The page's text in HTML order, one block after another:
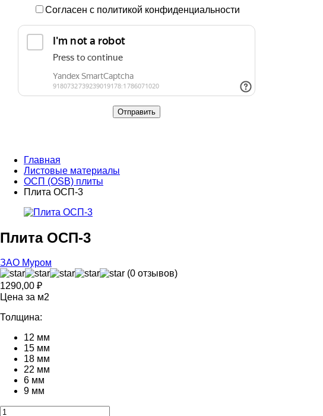
Согласен с политикой конфиденциальности
Главная
Листовые материалы
ОСП (OSB) плиты
Плита ОСП-3
Плита ОСП-3
ЗАО Муром
(0 отзывов)
1290,00 ₽
Цена за м2
Толщина:
12 мм
15 мм
18 мм
22 мм
6 мм
9 мм